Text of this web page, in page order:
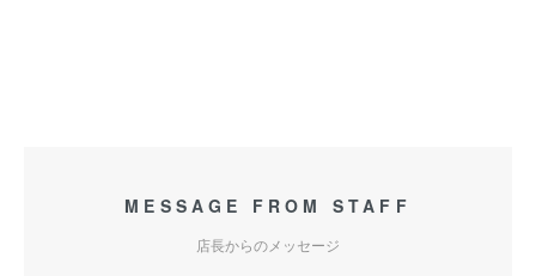
MESSAGE FROM STAFF
店長からのメッセージ